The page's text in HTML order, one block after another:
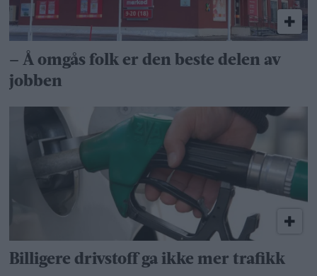
– Å omgås folk er den beste delen av
jobben
Billigere drivstoff ga ikke mer trafikk